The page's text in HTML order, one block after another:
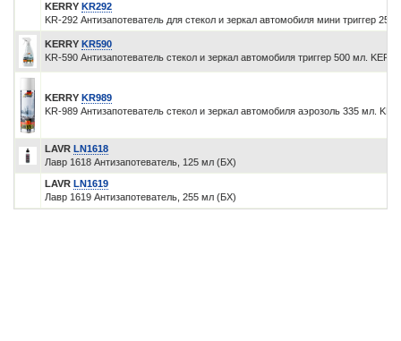
KERRY KR292
KR-292 Антизапотеватель для стекол и зеркал автомобиля мини триггер 250
KERRY KR590
KR-590 Антизапотеватель стекол и зеркал автомобиля триггер 500 мл.
KERRY KR989
KR-989 Антизапотеватель стекол и зеркал автомобиля аэрозоль 335 мл.
LAVR LN1618
Лавр 1618 Антизапотеватель, 125 мл (БХ)
LAVR LN1619
Лавр 1619 Антизапотеватель, 255 мл (БХ)